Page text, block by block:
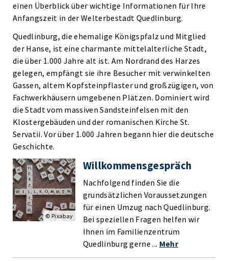
einen Überblick über wichtige Informationen für Ihre
Anfangszeit in der Welterbestadt Quedlinburg.
Quedlinburg, die ehemalige Königspfalz und Mitglied
der Hanse, ist eine charmante mittelalterliche Stadt,
die über 1.000 Jahre alt ist. Am Nordrand des Harzes
gelegen, empfängt sie ihre Besucher mit verwinkelten
Gassen, altem Kopfsteinpflaster und großzügigen, von
Fachwerkhäusern umgebenen Plätzen. Dominiert wird
die Stadt vom massiven Sandsteinfelsen mit den
Klostergebäuden und der romanischen Kirche St.
Servatii. Vor über 1.000 Jahren begann hier die deutsche
Geschichte.
Willkommensgespräch
Nachfolgend finden Sie die
grundsätzlichen Voraussetzungen
für einen Umzug nach Quedlinburg.
Bei speziellen Fragen helfen wir
Ihnen im Familienzentrum
Quedlinburg gerne ... Mehr
© Pixabay